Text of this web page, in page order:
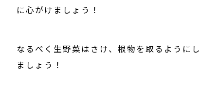
に心がけましょう！
なるべく生野菜はさけ、根物を取るようにし
ましょう！